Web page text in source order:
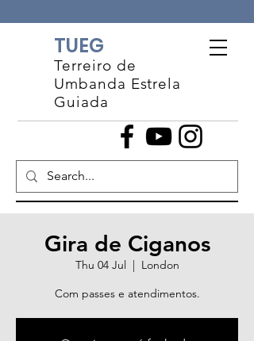
TUEG
Terreiro de
Umbanda Estrela
Guiada
Gira de Ciganos
Thu 04 Jul
  |
London
Com passes e atendimentos.